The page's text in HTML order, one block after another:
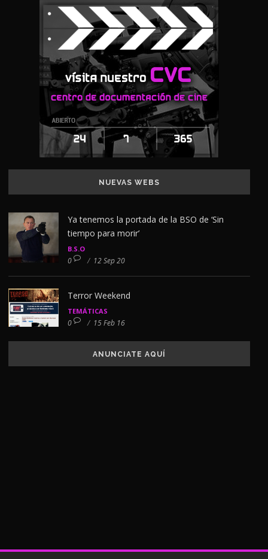
NUEVAS WEBS
Ya tenemos la portada de la BSO de ‘Sin
tiempo para morir’
B.S.O
0 / 12 Sep 20
Terror Weekend
TEMÁTICAS
0 / 15 Feb 16
ANUNCIATE AQUÍ